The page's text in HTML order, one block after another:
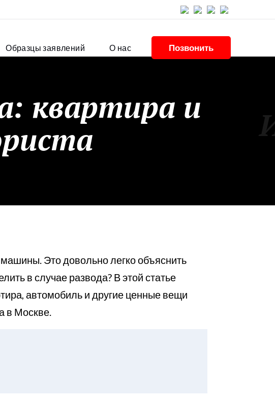
Позвонить
Образцы заявлений О нас
квартира и
Это довольно легко объяснить
в случае развода? В этой статье
автомобиль и другие ценные вещи
в Москве.